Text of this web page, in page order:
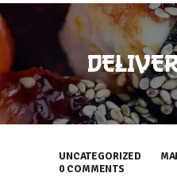
UNCATEGORIZED
0 COMMENTS